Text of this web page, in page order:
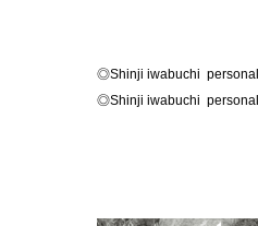
◎Shinji iwabuchi
◎Shinji iwabuchi